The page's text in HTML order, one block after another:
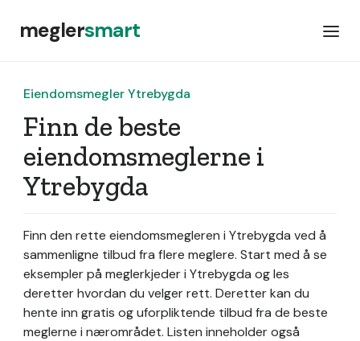
meglersmart
Eiendomsmegler Ytrebygda
Finn de beste
eiendomsmeglerne i
Ytrebygda
Finn den rette eiendomsmegleren i Ytrebygda ved å
sammenligne tilbud fra flere meglere. Start med å se
eksempler på meglerkjeder i Ytrebygda og les
deretter hvordan du velger rett. Deretter kan du
hente inn gratis og uforpliktende tilbud fra de beste
meglerne i nærområdet. Listen inneholder også